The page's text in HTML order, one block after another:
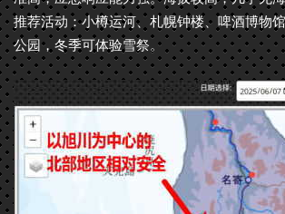
推荐活动：小樽运河、札幌钟楼、啤酒博物
公园，冬季可体验雪祭。